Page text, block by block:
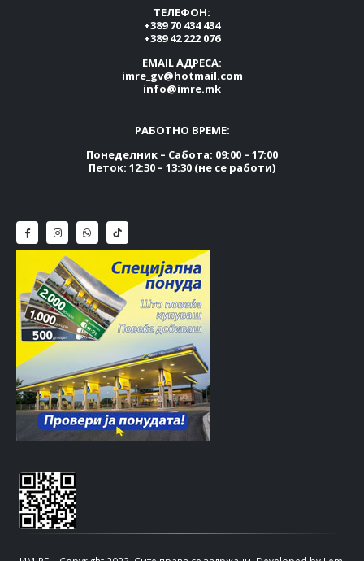
ТЕЛЕФОН:
+389 70 434 434
+389 42 222 076
EMAIL АДРЕСА:
imre_gv@hotmail.com
info@imre.mk
РАБОТНО ВРЕМЕ:
Понеделник – Сабота: 09:00 – 17:00
Петок: 12:30 – 13:30 (не се работи)